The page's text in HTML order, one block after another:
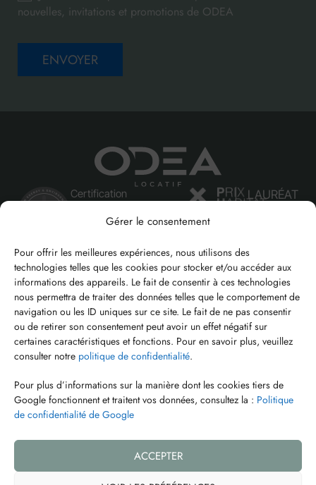
Gérer le consentement
Pour offrir les meilleures expériences, nous utilisons des
technologies telles que les cookies pour stocker et/ou accéder aux
informations des appareils. Le fait de consentir à ces technologies
nous permettra de traiter des données telles que le comportement de
navigation ou les ID uniques sur ce site. Le fait de ne pas consentir
ou de retirer son consentement peut avoir un effet négatif sur
certaines caractéristiques et fonctions. Pour en savoir plus, veuillez
consulter notre politique de confidentialité.
Pour plus d’informations sur la manière dont les cookies tiers de
Google fonctionnent et traitent vos données, consultez la : Politique
de confidentialité de Google
ACCEPTER
nouvelles, invitations et promotions de ODEA
Certification
LAURÉAT
Espaces
communs
odealocation@cogir.net
(514) 821-3213
245 Boul. Robert-
Bourassa
Montréal, QC
H3C 1A4
Instagram
LOUER ACHETER
AVERTISSEMENTODEA CONDOMINIUMS © 2026
Réalisé par